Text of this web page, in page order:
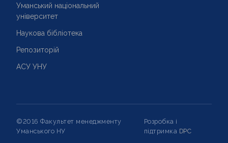
Уманський національний
університет
Наукова бібліотека
Репозиторій
АСУ УНУ
©2016 Факультет менеджменту
Уманського НУ
Розробка і
підтримка DPC